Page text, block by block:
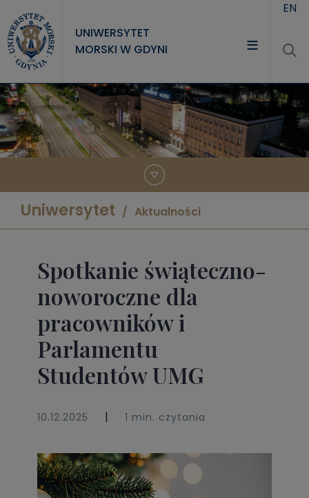
UNIWERSYTET
MORSKI W GDYNI
UNIWERSYTET
STUDIA
NAUKA
EN
Uniwersytet Aktualności
Spotkanie świąteczno-
noworoczne dla
pracowników i
Parlamentu
Studentów UMG
10.12.2025 | 1 min. czytania